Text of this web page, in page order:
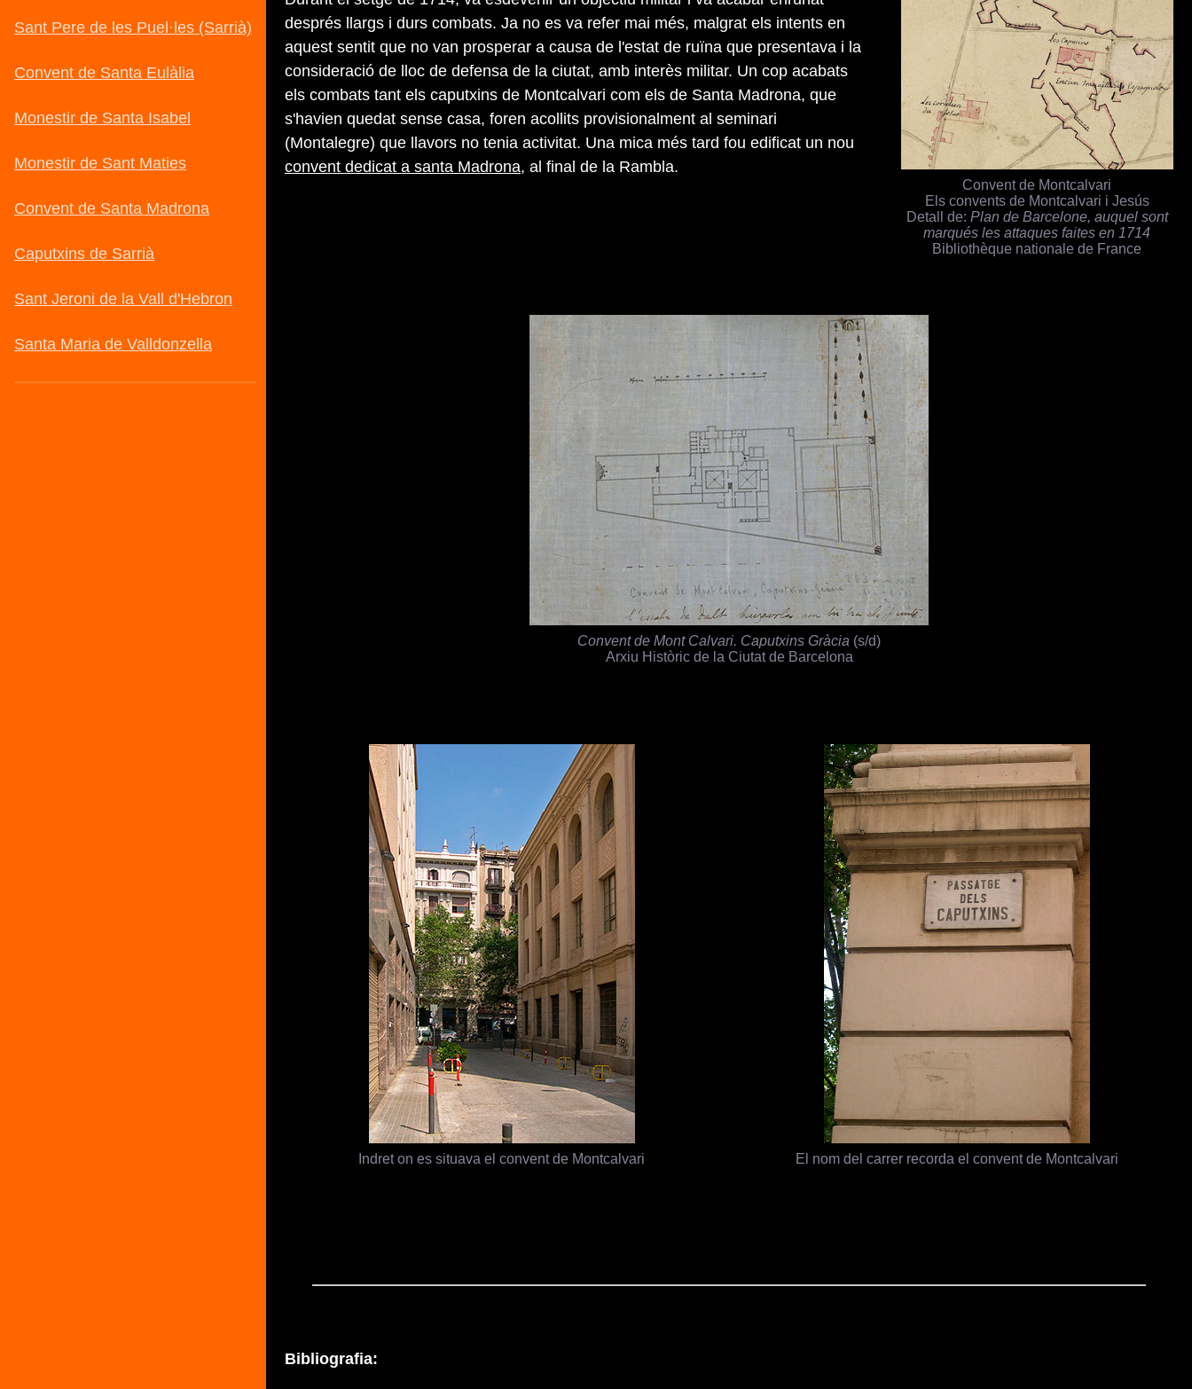
després llargs i durs combats. Ja no es va refer mai més, malgrat els intents en
aquest sentit que no van prosperar a causa de l'estat de ruïna que presentava i la
consideració de lloc de defensa de la ciutat, amb interès militar. Un cop acabats
els combats tant els caputxins de Montcalvari com els de Santa Madrona, que
s'havien quedat sense casa, foren acollits provisionalment al seminari
(Montalegre) que llavors no tenia activitat. Una mica més tard fou edificat un nou
convent dedicat a santa Madrona, al final de la Rambla.
Convent de Montcalvari
Els convents de Montcalvari i Jesús
Detall de: Plan de Barcelone, auquel sont
marqués les attaques faites en 1714
Bibliothèque nationale de France
Convent de Mont Calvari. Caputxins Gràcia (s/d)
Arxiu Històric de la Ciutat de Barcelona
Indret on es situava el convent de Montcalvari El nom del carrer recorda el convent de Montcalvari
Bibliografia: